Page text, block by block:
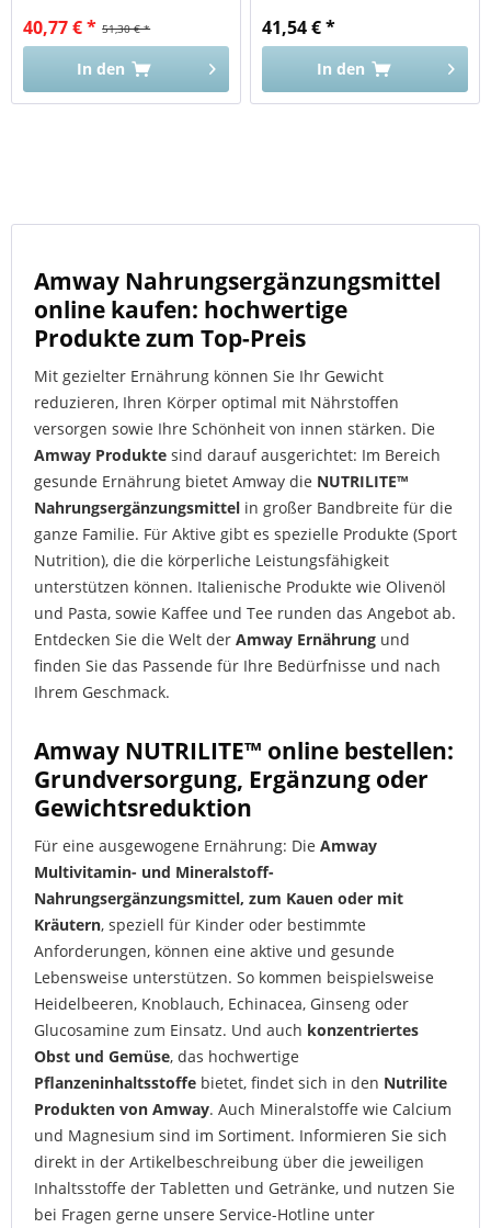
51,30 € *
40,77 € *
In den
41,54 € *
In den
Amway Nahrungsergänzungsmittel
online kaufen: hochwertige
Produkte zum Top-Preis
Mit gezielter Ernährung können Sie Ihr Gewicht
reduzieren, Ihren Körper optimal mit Nährstoffen
versorgen sowie Ihre Schönheit von innen stärken. Die
Amway Produkte sind darauf ausgerichtet: Im Bereich
gesunde Ernährung bietet Amway die NUTRILITE™
Nahrungsergänzungsmittel in großer Bandbreite für die
ganze Familie. Für Aktive gibt es spezielle Produkte (Sport
Nutrition), die die körperliche Leistungsfähigkeit
unterstützen können. Italienische Produkte wie Olivenöl
und Pasta, sowie Kaffee und Tee runden das Angebot ab.
Entdecken Sie die Welt der Amway Ernährung und
finden Sie das Passende für Ihre Bedürfnisse und nach
Ihrem Geschmack.
Amway NUTRILITE™ online bestellen:
Grundversorgung, Ergänzung oder
Gewichtsreduktion
Für eine ausgewogene Ernährung: Die Amway
Multivitamin- und Mineralstoff-
Nahrungsergänzungsmittel, zum Kauen oder mit
Kräutern, speziell für Kinder oder bestimmte
Anforderungen, können eine aktive und gesunde
Lebensweise unterstützen. So kommen beispielsweise
Heidelbeeren, Knoblauch, Echinacea, Ginseng oder
Glucosamine zum Einsatz. Und auch konzentriertes
Obst und Gemüse, das hochwertige
Pflanzeninhaltsstoffe bietet, findet sich in den Nutrilite
Produkten von Amway. Auch Mineralstoffe wie Calcium
und Magnesium sind im Sortiment. Informieren Sie sich
direkt in der Artikelbeschreibung über die jeweiligen
Inhaltsstoffe der Tabletten und Getränke, und nutzen Sie
bei Fragen gerne unsere Service-Hotline unter